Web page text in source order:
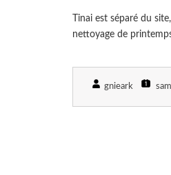
Tinai est séparé du
nettoyage de
gnieark